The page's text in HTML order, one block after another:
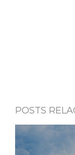
POSTS